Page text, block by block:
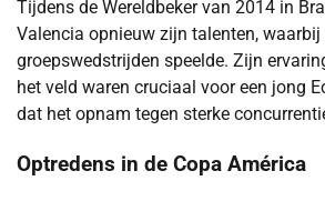
Tijdens de Wereldbeker van 2014 in
Valencia opnieuw zijn talenten,
groepswedstrijden speelde. Zijn
het veld waren cruciaal voor een jong
dat het opnam tegen sterke
Optredens in de Copa América